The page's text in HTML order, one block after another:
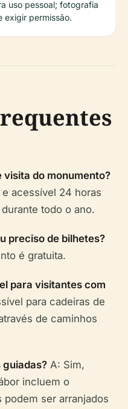
uso pessoal; fotografia
exigir permissão.
visita do monumento?
acessível 24 horas
todo o ano.
preciso de bilhetes?
é gratuita.
para visitantes com
para cadeiras de
de caminhos
guiadas? A: Sim,
incluem o
ser arranjados